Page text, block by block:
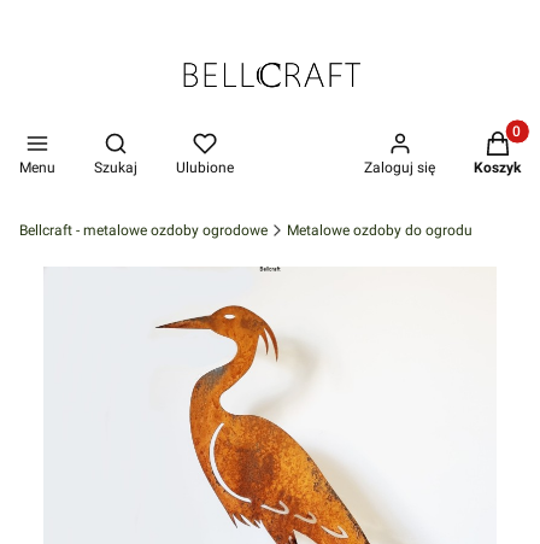
Menu
Otwórz wyszukiwarkę
Szukaj Ulubione Zaloguj się Koszyk
Bellcraft - metalowe ozdoby ogrodowe Metalowe ozdoby do ogrodu